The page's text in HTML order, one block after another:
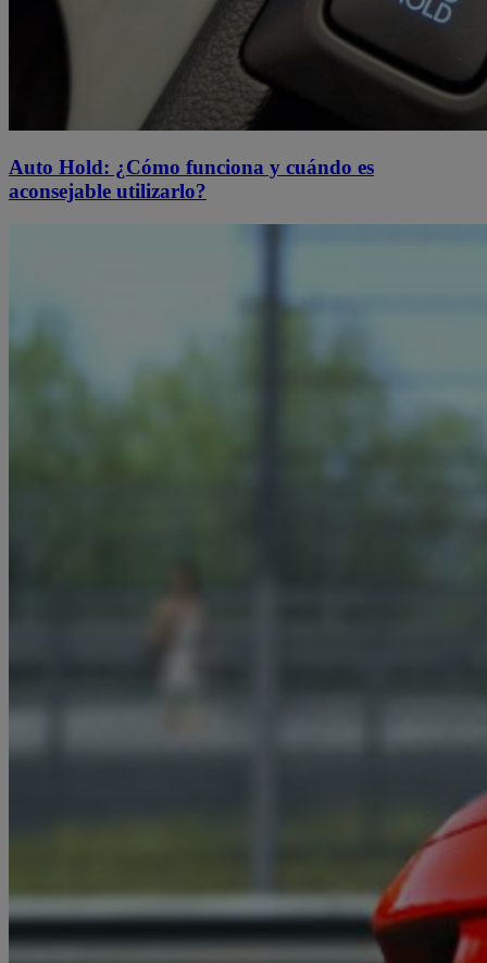
Auto Hold: ¿Cómo funciona y cuándo es
aconsejable utilizarlo?